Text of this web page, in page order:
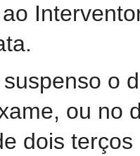
o
ou no
dois